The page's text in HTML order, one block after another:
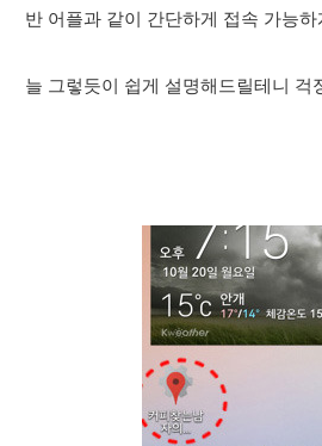
반 어플과 같이 간단하게 접속 가능하
늘 그렇듯이 쉽게 설명해드릴테니